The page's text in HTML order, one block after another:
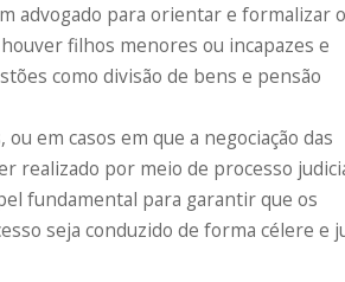
advogado para orientar e formalizar o
filhos menores ou incapazes e
como divisão de bens e pensão
em casos em que a negociação das
realizado por meio de processo
fundamental para garantir que os
seja conduzido de forma célere e